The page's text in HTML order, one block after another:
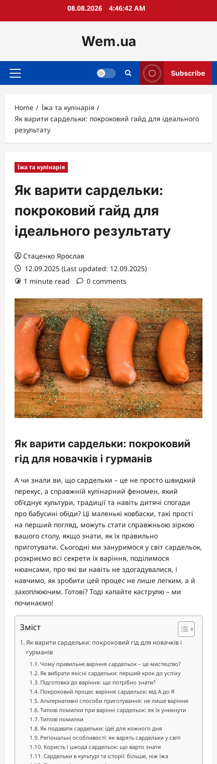
08.08.2026 4:46:43 AM
Wem.ua
Primary
Subscribe
Home
Їжа та кулінарія
Як варити сардельки: покроковий гайд для ідеального
результату
Їжа та кулінарія
Як варити сардельки:
покроковий гайд для
ідеального результату
Стаценко Ярослав
12.09.2025 (Last updated: 12.09.2025)
1 minute read
0 comments
Як варити сардельки: покроковий
гід для новачків і гурманів
А чи знали ви, що сардельки – це не просто швидкий
перекус, а справжній кулінарний феномен, який
об’єднує культури, традиції та навіть дитячі спогади
про бабусині обіди? Ці маленькі ковбаски, такі прості
на перший погляд, можуть стати справжньою зіркою
вашого столу, якщо знати, як їх правильно
приготувати. Сьогодні ми зануримося у світ сардельок,
розкриємо всі секрети їх варіння, поділимося
нюансами, про які ви навіть не здогадувалися, і
навчимо, як зробити цей процес не лише легким, а й
захоплюючим. Готові? Тоді хапайте каструлю – ми
починаємо!
Зміст
Як варити сардельки: покроковий гід для новачків і
гурманів
Чому правильне варіння сардельок – це мистецтво?
Як вибрати якісні сардельки: перший крок до успіху
Підготовка до варіння: що потрібно знати?
Покроковий процес варіння сардельок: від А до Я
Альтернативні способи приготування: не лише варіння
Типові помилки при варінні сардельок: як їх уникнути
Типові помилки
Як подавати сардельки: ідеї для кожного дня
Регіональні особливості: як варять сардельки у світі
Користь і шкода сардельок: що варто знати
Сардельки в культурі та історії: більше, ніж їжа